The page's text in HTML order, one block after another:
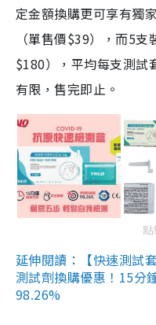
定金額換購更可享有獨
（單售價$39），而5
$180），平均每支測試
有限，售完即止。
延伸閱讀：【快速測試
測試劑換購優惠！15分
98.26%